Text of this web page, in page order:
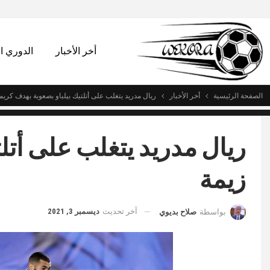
أخر الأخبار الدوري
الصفحة الرئيسية أخر الأخبار ريال مدريد يتغلب على أتلتيك بيلباو بصعوبة بهدف
ريال مدريد يتغلب على
زيمة
بواسطة صلاح بديوي آخر تحديث ديسمبر 3, 2021